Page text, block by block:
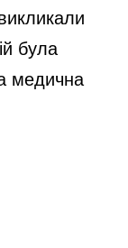
була
медична